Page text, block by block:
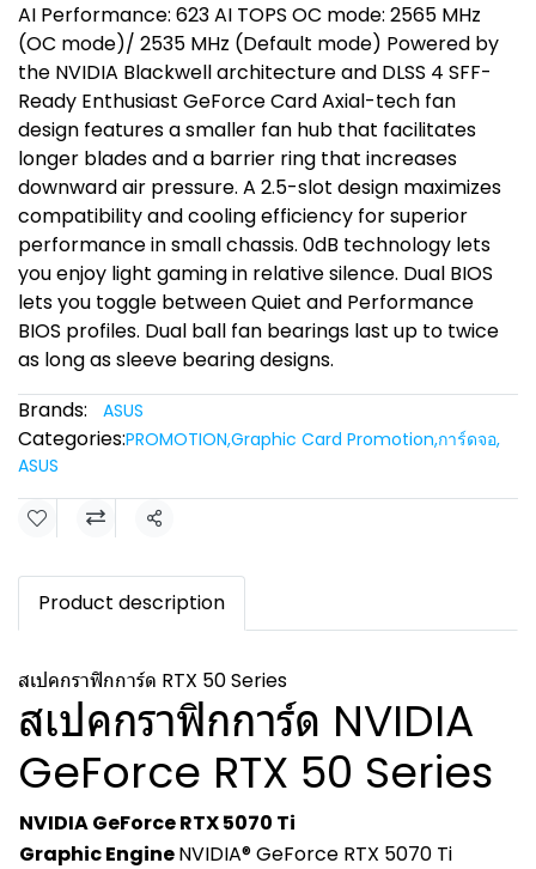
AI Performance: 623 AI TOPS OC mode: 2565 MHz
(OC mode)/ 2535 MHz (Default mode) Powered by
the NVIDIA Blackwell architecture and DLSS 4 SFF-
Ready Enthusiast GeForce Card Axial-tech fan
design features a smaller fan hub that facilitates
longer blades and a barrier ring that increases
downward air pressure. A 2.5-slot design maximizes
compatibility and cooling efficiency for superior
performance in small chassis. 0dB technology lets
you enjoy light gaming in relative silence. Dual BIOS
lets you toggle between Quiet and Performance
BIOS profiles. Dual ball fan bearings last up to twice
as long as sleeve bearing designs.
Brands:
ASUS
Categories:PROMOTION,Graphic Card Promotion,การ์ดจอ,
ASUS
Share
Product description
สเปคกราฟิกการ์ด RTX 50 Series
สเปคกราฟิกการ์ด NVIDIA
GeForce RTX 50 Series
NVIDIA GeForce RTX 5070 Ti
Graphic EngineNVIDIA® GeForce RTX 5070 Ti